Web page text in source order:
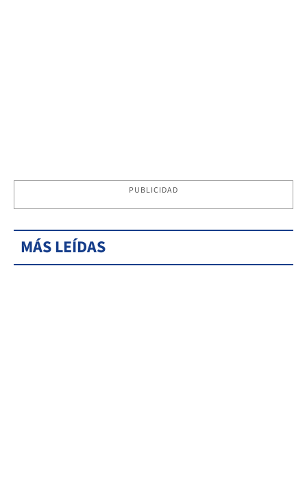
PUBLICIDAD
MÁS LEÍDAS